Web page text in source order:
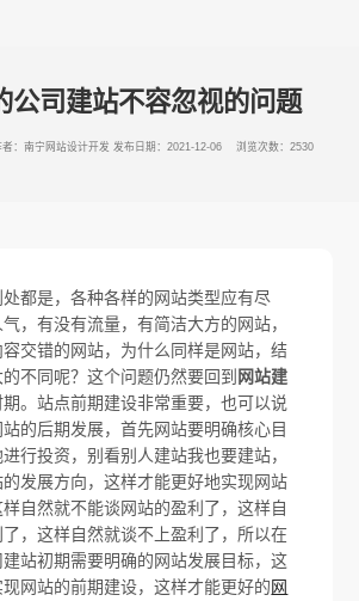
公司建站不容忽视的问题
者：南宁网站设计开发 发布日期：2021-12-06 浏览次数：2530
是，各种各样的网站类型应有尽
，有没有流量，有简洁大方的网站，
交错的网站，为什么同样是网站，结
不同呢？这个问题仍然要回到 网站建
期。站点前期建设非常重要，也可以说
的后期发展，首先网站要明确核心目
行投资，别看别人建站我也要建站，
发展方向，这样才能更好地实现网站
自然就不能谈网站的盈利了，这样自
，这样自然就谈不上盈利了，所以在
站初期需要明确的网站发展目标，这
网站的前期建设，这样才能更好的网